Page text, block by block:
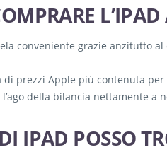
conveniente grazie anzitutto
prezzi Apple più contenuta
della bilancia nettamente a
IPAD POSSO